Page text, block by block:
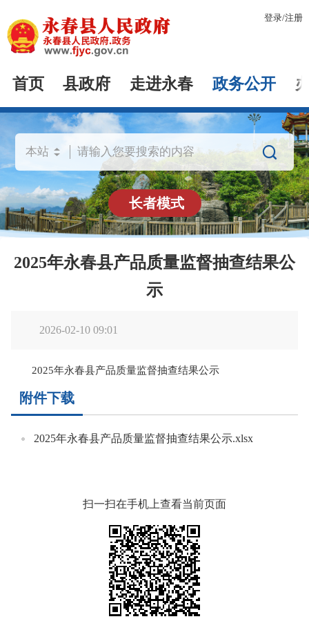
登录/注册
首页 县政府 走进永春 政务公开

长者模式
2025年永春县产品质量监督抽查结果公
示
2026-02-10 09:01
2025年永春县产品质量监督抽查结果公示
附件下载
2025年永春县产品质量监督抽查结果公示.xlsx
扫一扫在手机上查看当前页面